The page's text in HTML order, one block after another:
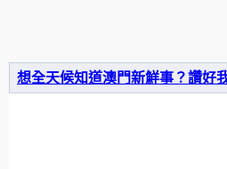
想全天候知道澳門新鮮事？讚好